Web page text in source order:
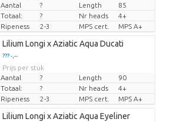
Aantal
? Length
85
Totaal:
? Nr heads
4+
Ripeness
2-3 MPS cert. MPS A+
Lilium Longi x Aziatic Aqua Ducati
??? -,--
Prijs per stuk
Aantal
? Length
90
Totaal:
? Nr heads
4+
Ripeness
2-3 MPS cert. MPS A+
Lilium Longi x Aziatic Aqua Eyeliner